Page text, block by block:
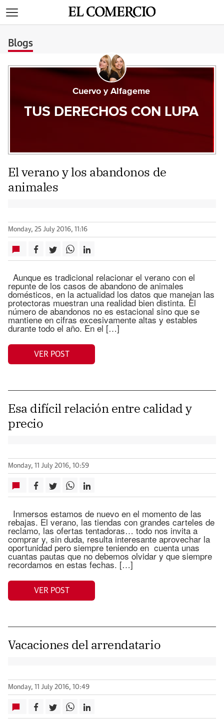
Blogs
Cuervo y Alfageme
TUS DERECHOS CON LUPA
El verano y los abandonos de
animales
Monday, 25 July 2016, 11:16
Aunque es tradicional relacionar el verano con el
repunte de los casos de abandono de animales
domésticos, en la actualidad los datos que manejan las
protectoras muestran una realidad bien distinta. El
número de abandonos no es estacional sino que se
mantiene en cifras excesivamente altas y estables
durante todo el año. En el […]
VER POST
Esa difícil relación entre calidad y
precio
Monday, 11 July 2016, 10:59
Inmersos estamos de nuevo en el momento de las
rebajas. El verano, las tiendas con grandes carteles de
reclamo, las ofertas tentadoras… todo nos invita a
comprar y, sin duda, resulta interesante aprovechar la
oportunidad pero siempre teniendo en cuenta unas
cuantas pautas que no debemos olvidar y que siempre
recordamos en estas fechas. […]
VER POST
Vacaciones del arrendatario
Monday, 11 July 2016, 10:49